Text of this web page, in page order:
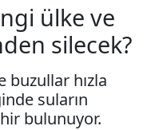
ülke ve
silecek?
buzullar hızla
suların
bulunuyor.